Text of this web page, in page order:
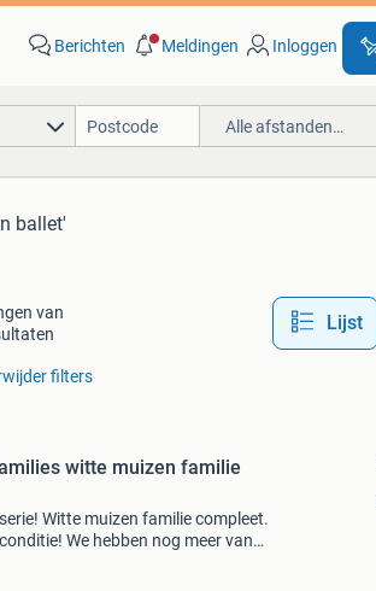
Berichten Meldingen Inloggen
Alle afstanden…
ballet'
van
Lijst
filters
witte muizen familie
Witte muizen familie compleet.
We hebben nog meer van